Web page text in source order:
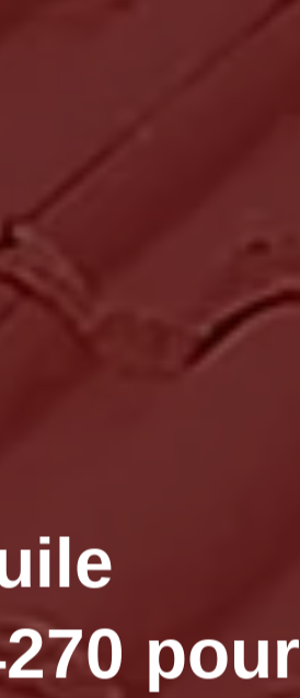
pour